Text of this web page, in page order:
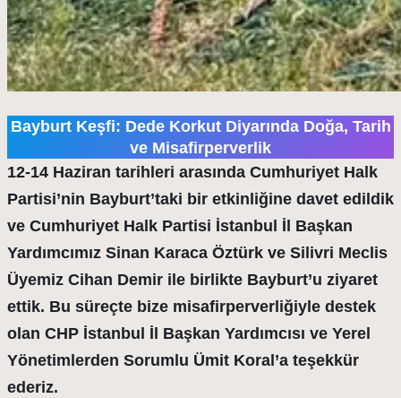
Bayburt Keşfi: Dede Korkut Diyarında Doğa, Tarih
ve Misafirperverlik
12-14 Haziran tarihleri arasında Cumhuriyet Halk
Partisi’nin Bayburt’taki bir etkinliğine davet edildik
ve Cumhuriyet Halk Partisi İstanbul İl Başkan
Yardımcımız Sinan Karaca Öztürk ve Silivri Meclis
Üyemiz Cihan Demir ile birlikte Bayburt’u ziyaret
ettik. Bu süreçte bize misafirperverliğiyle destek
olan CHP İstanbul İl Başkan Yardımcısı ve Yerel
Yönetimlerden Sorumlu Ümit Koral’a teşekkür
ederiz.